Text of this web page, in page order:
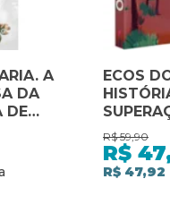
A
DA
DE
ECOS
AUTOR
R$ 59,90
R$
R$ 47,92